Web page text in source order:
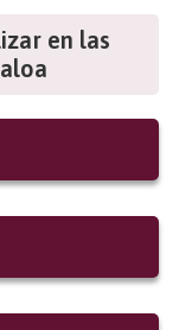
en las